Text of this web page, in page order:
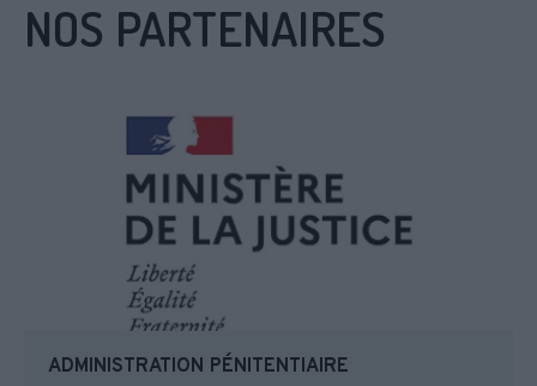
NOS PARTENAIRES
ADMINISTRATION PÉNITENTIAIRE